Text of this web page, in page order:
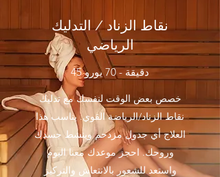
نقاط الزناد / التدليك
الرياضي
45 دقيقة - 70 يورو
خصص بعض الوقت لنفسك مع تدليك
نقاط الزناد/الرياضة القوي. يناسب هذا
العلاج أي جدول مزدحم وينشط جسدك
وروحك. احجز موعدك معنا اليوم
واستعد للشعور بالانتعاش والتركيز